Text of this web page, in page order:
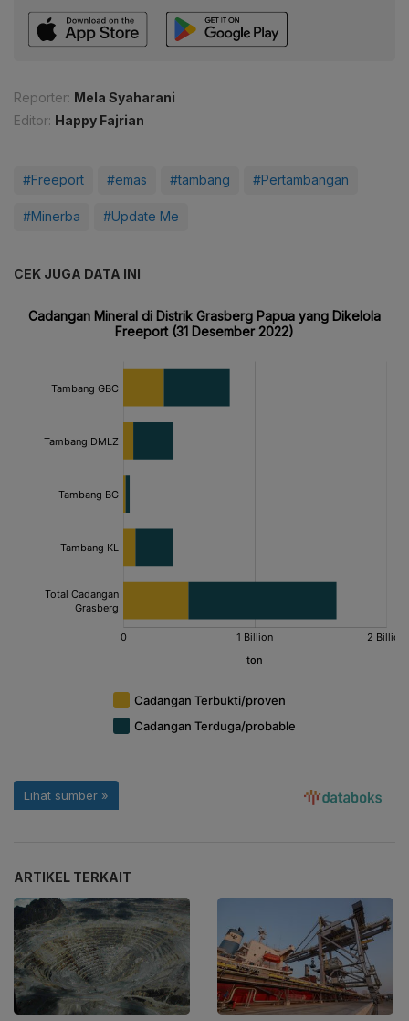
Reporter: Mela Syaharani
Editor: Happy Fajrian
#Freeport #emas #tambang #Pertambangan
#Minerba #Update Me
CEK JUGA DATA INI
ARTIKEL TERKAIT